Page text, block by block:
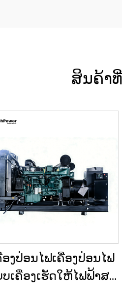
ສິນຄ້າ
ອງປ່ອນໄຟເຄື່ອງປ່ອນໄຟ
ບເຄື່ອງເຮັດໃຫ້ໄຟຟ້າສະ